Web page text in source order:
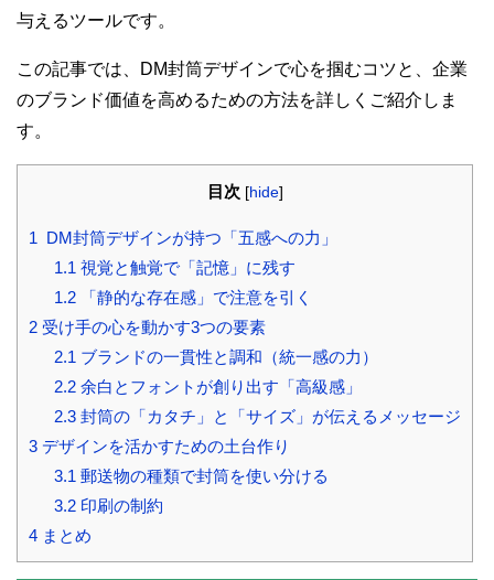
与えるツールです。
この記事では、DM封筒デザインで心を掴むコツと、企業
のブランド価値を高めるための方法を詳しくご紹介しま
す。
目次 [hide]
1 DM封筒デザインが持つ「五感への力」
1.1 視覚と触覚で「記憶」に残す
1.2 「静的な存在感」で注意を引く
2 受け手の心を動かす3つの要素
2.1 ブランドの一貫性と調和（統一感の力）
2.2 余白とフォントが創り出す「高級感」
2.3 封筒の「カタチ」と「サイズ」が伝えるメッセージ
3 デザインを活かすための土台作り
3.1 郵送物の種類で封筒を使い分ける
3.2 印刷の制約
4 まとめ